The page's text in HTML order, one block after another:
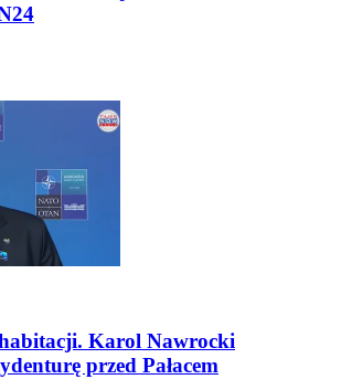
Karol Nawrocki
przed Pałacem